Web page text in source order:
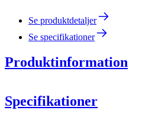
Se produktdetaljer
Se specifikationer
Produktinformation
Specifikationer